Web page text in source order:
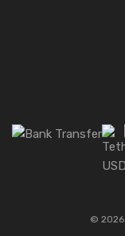
© 2026